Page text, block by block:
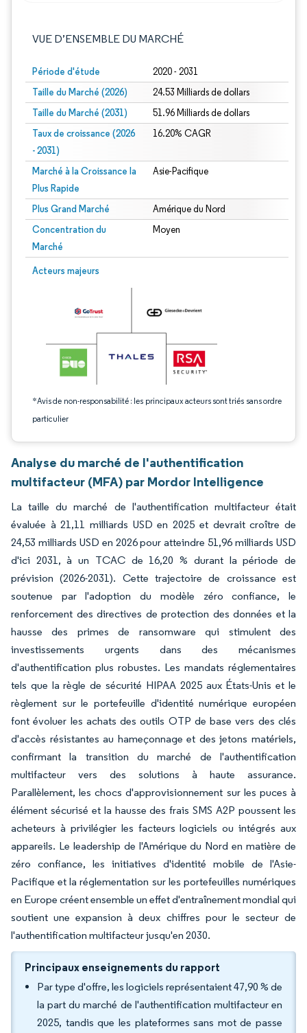
VUE D’ENSEMBLE DU MARCHÉ
Période d'étude 2020 - 2031
Taille du Marché (2026) 24.53 Milliards de dollars
Taille du Marché (2031) 51.96 Milliards de dollars
Taux de croissance (2026
- 2031)
16.20% CAGR
Marché à la Croissance la
Plus Rapide
Asie-Pacifique
Plus Grand Marché Amérique du Nord
Concentration du
Marché
Moyen
Acteurs majeurs
*Avis de non-responsabilité : les principaux acteurs sont triés sans ordre
particulier
Image © Mordor Intelligence. La réutilisation nécessite une attribution sous CC
Analyse du marché de l'authentification
multifacteur (MFA) par Mordor Intelligence
La taille du marché de l'authentification multifacteur était
évaluée à 21,11 milliards USD en 2025 et devrait croître de
24,53 milliards USD en 2026 pour atteindre 51,96 milliards USD
d'ici 2031, à un TCAC de 16,20 % durant la période de
prévision (2026-2031). Cette trajectoire de croissance est
soutenue par l'adoption du modèle zéro confiance, le
renforcement des directives de protection des données et la
hausse des primes de ransomware qui stimulent des
investissements urgents dans des mécanismes
d'authentification plus robustes. Les mandats réglementaires
tels que la règle de sécurité HIPAA 2025 aux États-Unis et le
règlement sur le portefeuille d'identité numérique européen
font évoluer les achats des outils OTP de base vers des clés
d'accès résistantes au hameçonnage et des jetons matériels,
confirmant la transition du marché de l'authentification
multifacteur vers des solutions à haute assurance.
Parallèlement, les chocs d'approvisionnement sur les puces à
élément sécurisé et la hausse des frais SMS A2P poussent les
acheteurs à privilégier les facteurs logiciels ou intégrés aux
appareils. Le leadership de l'Amérique du Nord en matière de
zéro confiance, les initiatives d'identité mobile de l'Asie-
Pacifique et la réglementation sur les portefeuilles numériques
en Europe créent ensemble un effet d'entraînement mondial qui
soutient une expansion à deux chiffres pour le secteur de
l'authentification multifacteur jusqu'en 2030.
Principaux enseignements du rapport
Par type d'offre, les logiciels représentaient 47,90 % de
la part du marché de l'authentification multifacteur en
2025, tandis que les plateformes sans mot de passe